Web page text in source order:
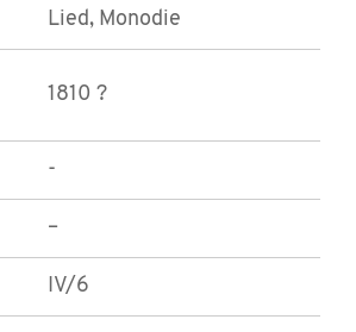
Lied, Monodie
1810 ?
-
–
IV/6